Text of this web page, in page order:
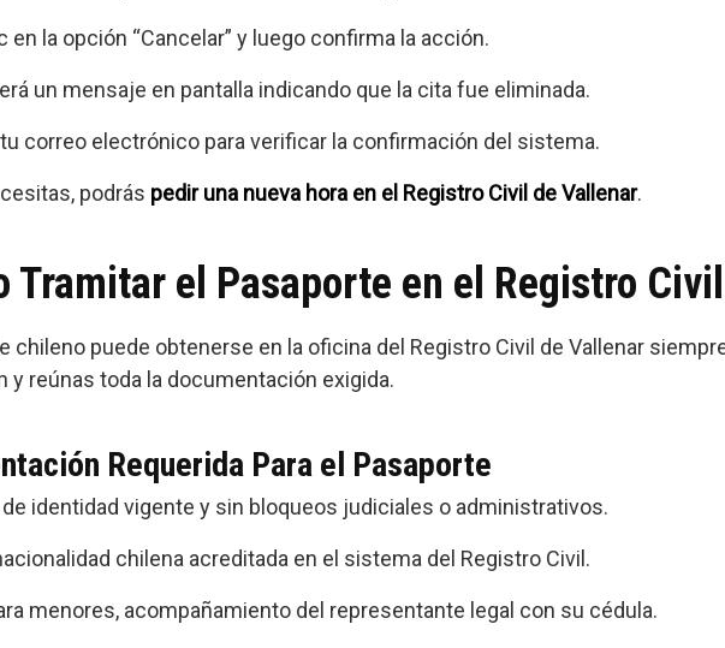
en la opción “Cancelar” y luego confirma la acción.
un mensaje en pantalla indicando que la cita fue eliminada.
correo electrónico para verificar la confirmación del sistema.
podrás pedir una nueva hora en el Registro Civil de Vallenar.
Tramitar el Pasaporte en el Registro
chileno puede obtenerse en la oficina del Registro Civil de Vallenar
y reúnas toda la documentación exigida.
Requerida Para el Pasaporte
de identidad vigente y sin bloqueos judiciales o administrativos.
chilena acreditada en el sistema del Registro Civil.
menores, acompañamiento del representante legal con su cédula.